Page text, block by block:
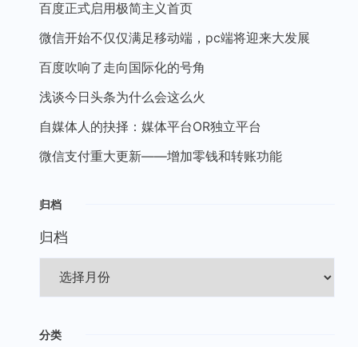
百度正式启用极简主义首页
微信开始不仅仅满足移动端，pc端将迎来大发展
百度吹响了走向国际化的号角
浅谈今日头条为什么会这么火
自媒体人的抉择：媒体平台OR独立平台
微信支付重大更新——增加零钱和转账功能
归档
归档
分类